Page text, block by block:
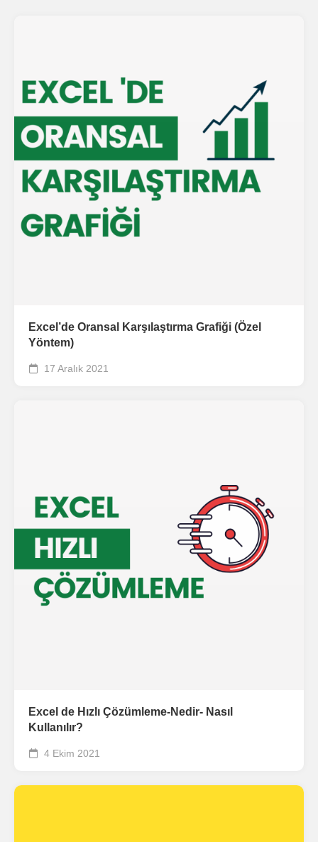
Excel’de Oransal Karşılaştırma Grafiği (Özel
Yöntem)
17 Aralık 2021
Excel de Hızlı Çözümleme-Nedir- Nasıl
Kullanılır?
4 Ekim 2021